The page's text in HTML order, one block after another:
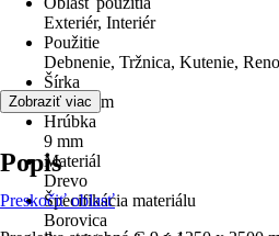
Exteriér, Interiér
Použitie
Debnenie, Tržnica, Kutenie,
Šírka
1 250 mm
Hrúbka
9 mm
Materiál
Drevo
Špecifikácia materiálu
Borovica
Zobraziť viac
Popis
Preskočiť oblasť